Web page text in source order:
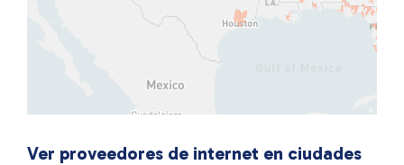
Ver proveedores de internet en ciudades